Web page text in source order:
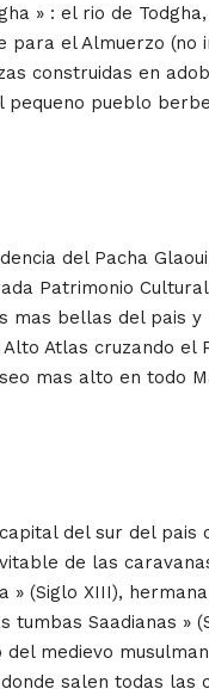
» : el rio de
el Almuerzo (no
construidas en
pueblo
del Pacha
Patrimonio
mas bellas del pais
Atlas cruzando el
mas alto en todo
del sur del pais
de las
(Siglo XIII),
Saadianas »
medievo
salen todas